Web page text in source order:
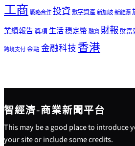
工商 戰略合作投資數字資產新加坡新能源
業績報告 獎項生活穩定幣融資 財報 財富
跨境支付金融 金融科技香港
智經濟-商業新聞平台
This may be a good place to introduce
your site or include some credits.